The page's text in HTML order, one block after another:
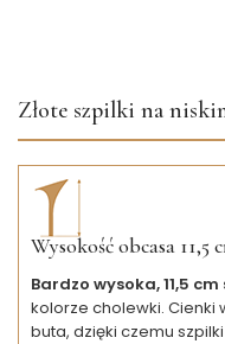
Złote szpilki na
Wysokość obcasa 11,5
Bardzo wysoka, 11,5
kolorze cholewki. Cienki
buta, dzięki czemu